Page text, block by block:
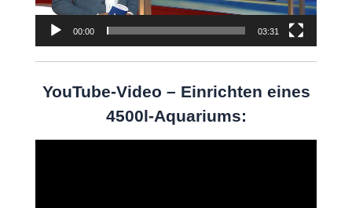
00:00 03:31
YouTube-Video – Einrichten eines
4500l-Aquariums: